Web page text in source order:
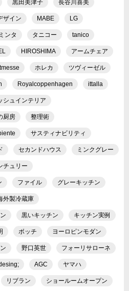
黒田美津子 長谷川喜美
ザイン MABE LG
ミンタ タニコー tanico
HIROSHIMA アームチェア
ホレカ ツヴィーゼル
Royalcoppenhagen ittalla
シュインテリア
厨房 整理術
サスティナビリティ
セカンドハウス ミンクグレー
チュリー
ファイル グレーキッチン
外製冷蔵庫
黒いキッチン キッチン実例
ボッチ ヨーロピンモダン
野口英世 フォーリサローネ
AGC ヤマハ
リブラン ショールームオープン